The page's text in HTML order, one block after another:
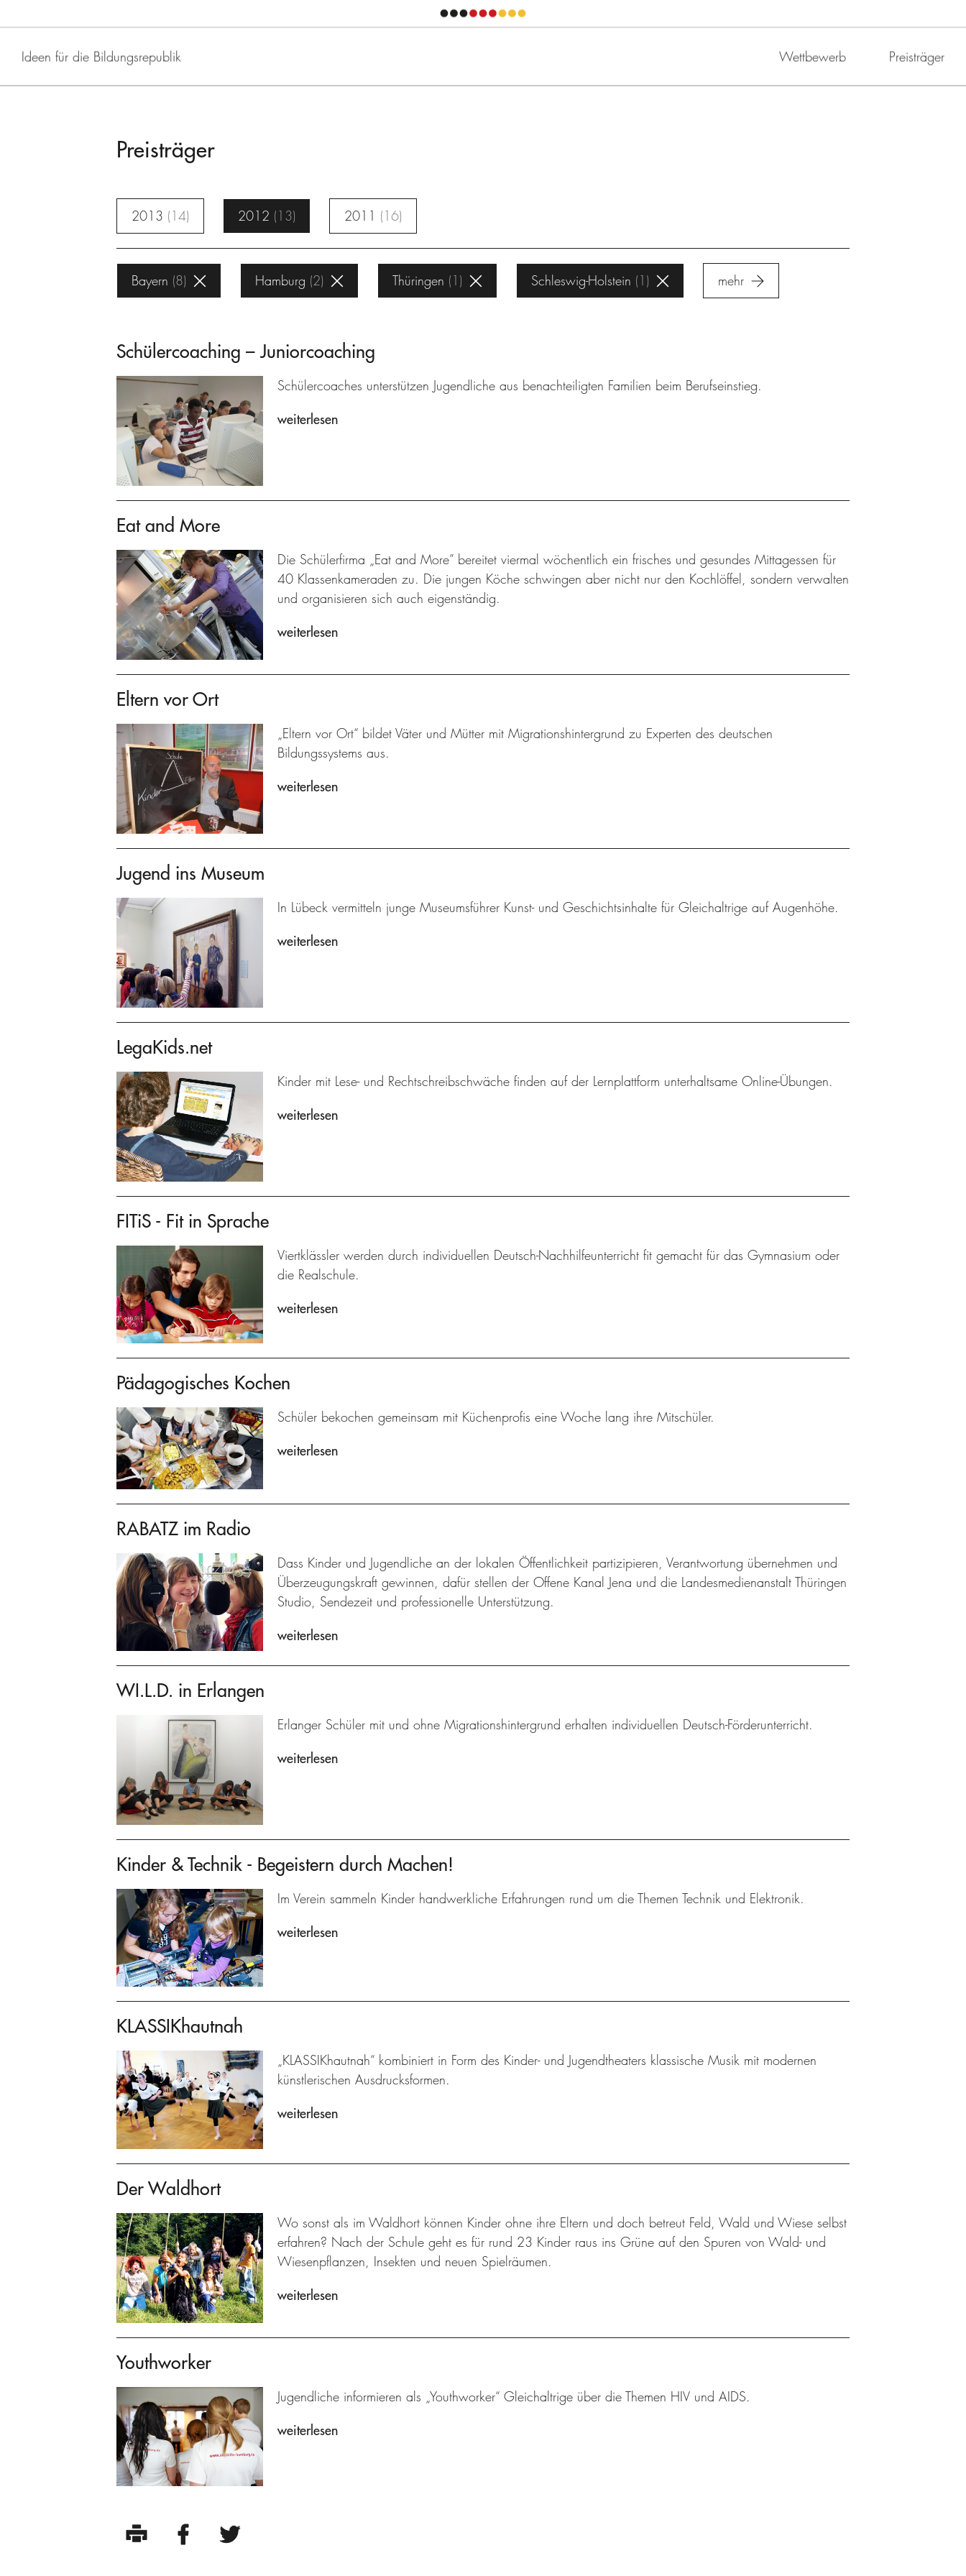
Ideen für die Bildungsrepublik Wettbewerb Preisträger
Preisträger
2013 14 2012 13 2011 16
Bayern 8 Hamburg 2 Thüringen 1 Schleswig-Holstein 1 mehr
Schülercoaching – Juniorcoaching
Schülercoaches unterstützen Jugendliche aus benachteiligten Familien beim Berufseinstieg.
weiterlesen
Eat and More
Die Schülerfirma „Eat and More” bereitet viermal wöchentlich ein frisches und gesundes Mittagessen für
40 Klassenkameraden zu. Die jungen Köche schwingen aber nicht nur den Kochlöffel, sondern verwalten
und organisieren sich auch eigenständig.
weiterlesen
Eltern vor Ort
„Eltern vor Ort“ bildet Väter und Mütter mit Migrationshintergrund zu Experten des deutschen
Bildungssystems aus.
weiterlesen
Jugend ins Museum
In Lübeck vermitteln junge Museumsführer Kunst- und Geschichtsinhalte für Gleichaltrige auf Augenhöhe.
weiterlesen
LegaKids.net
Kinder mit Lese- und Rechtschreibschwäche finden auf der Lernplattform unterhaltsame Online-Übungen.
weiterlesen
FITiS - Fit in Sprache
Viertklässler werden durch individuellen Deutsch-Nachhilfeunterricht fit gemacht für das Gymnasium oder
die Realschule.
weiterlesen
Pädagogisches Kochen
Schüler bekochen gemeinsam mit Küchenprofis eine Woche lang ihre Mitschüler.
weiterlesen
RABATZ im Radio
Dass Kinder und Jugendliche an der lokalen Öffentlichkeit partizipieren, Verantwortung übernehmen und
Überzeugungskraft gewinnen, dafür stellen der Offene Kanal Jena und die Landesmedienanstalt Thüringen
Studio, Sendezeit und professionelle Unterstützung.
weiterlesen
WI.L.D. in Erlangen
Erlanger Schüler mit und ohne Migrationshintergrund erhalten individuellen Deutsch-Förderunterricht.
weiterlesen
Kinder & Technik - Begeistern durch Machen!
Im Verein sammeln Kinder handwerkliche Erfahrungen rund um die Themen Technik und Elektronik.
weiterlesen
KLASSIKhautnah
„KLASSIKhautnah“ kombiniert in Form des Kinder- und Jugendtheaters klassische Musik mit modernen
künstlerischen Ausdrucksformen.
weiterlesen
Der Waldhort
Wo sonst als im Waldhort können Kinder ohne ihre Eltern und doch betreut Feld, Wald und Wiese selbst
erfahren? Nach der Schule geht es für rund 23 Kinder raus ins Grüne auf den Spuren von Wald- und
Wiesenpflanzen, Insekten und neuen Spielräumen.
weiterlesen
Youthworker
Jugendliche informieren als „Youthworker“ Gleichaltrige über die Themen HIV und AIDS.
weiterlesen